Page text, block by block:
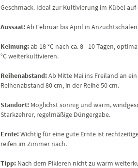
Geschmack. Ideal zur Kultivierung im Kübel
Aussaat:Ab Februar bis April in
Keimung: ab 18 °C nach ca. 8 - 10 Tagen,
°C weiterkultivieren.
Reihenabstand:Ab Mitte Mai ins Freiland an
Reihenabstand 80 cm, in der Reihe 50 cm.
Standort: Möglichst sonnig und warm,
Starkzehrer, regelmäßige Düngergabe.
Ernte:Wichtig für eine gute Ernte ist
reifen im Zimmer nach.
Tipp: Nach dem Pikieren nicht zu warm